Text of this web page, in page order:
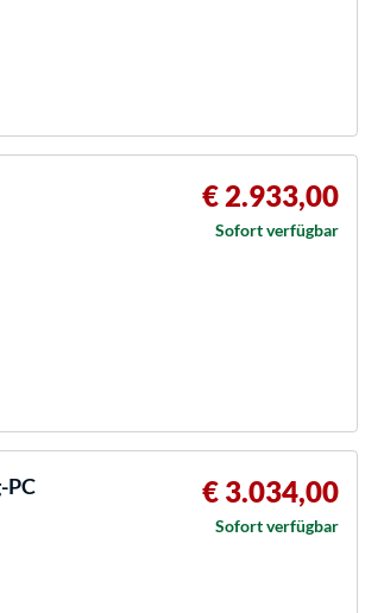
€ 2.933,00
Sofort verfügbar
PC € 3.034,00
Sofort verfügbar